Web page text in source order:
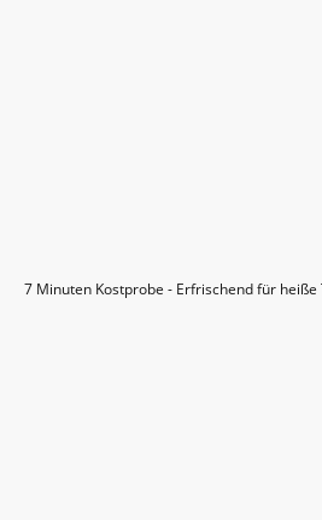
7 Minuten Kostprobe - Erfrischend für heiße